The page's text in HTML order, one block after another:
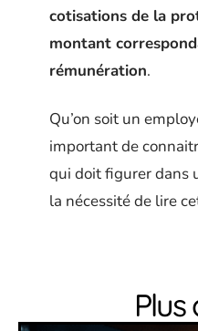
cotisations de la
montant
rémunération.
Qu’on soit un
important de
qui doit figurer dans
la nécessité de lire
Plus